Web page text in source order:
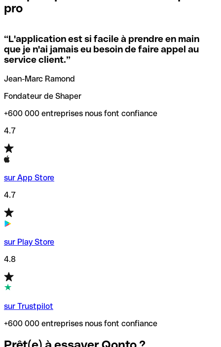
locales.
Si vous n'êtes pas sûr du code SWIFT que vous devriez
utiliser, nous avons développé un outil de recherche de
codes SWIFT par nom de banque.
vérification/recherche de codes SWIFT. Ainsi, vous pouvez
trouver et vérifier vos codes SWIFT avant de réaliser vos
transferts d’argent.
pro
“L'application est si facile à prendre en main
que je n'ai jamais eu besoin de faire appel au
service client.”
Jean-Marc Ramond
Fondateur de Shaper
+600 000 entreprises nous font confiance
4.7
sur App Store
4.7
sur Play Store
4.8
sur Trustpilot
+600 000 entreprises nous font confiance